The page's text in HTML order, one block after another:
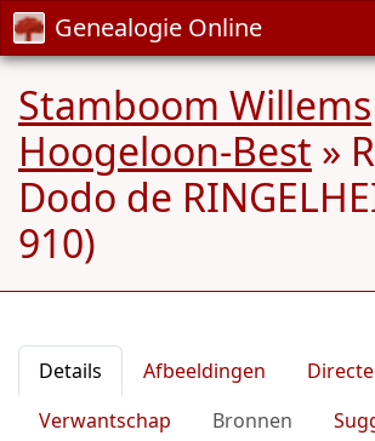
Genealogie Online
Stamboom Willems
Hoogeloon-Best »
Dodo de
910)
Details Afbeeldingen
Verwantschap
Bronnen